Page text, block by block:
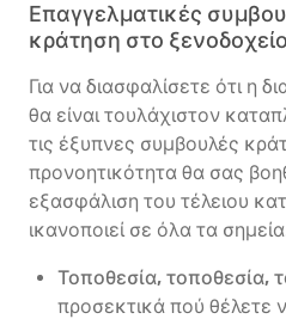
Επαγγελματικές
κράτηση στο
Για να διασφαλίσετε ότι η
θα είναι τουλάχιστον
τις έξυπνες συμβουλές
προνοητικότητα θα σας
εξασφάλιση του τέλειου
ικανοποιεί σε όλα τα
Τοποθεσία, τοποθεσία,
προσεκτικά πού θέλετε